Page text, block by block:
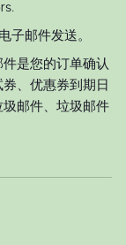
子邮件发送。
是您的订单确认
、优惠券到期日
邮件、垃圾邮件